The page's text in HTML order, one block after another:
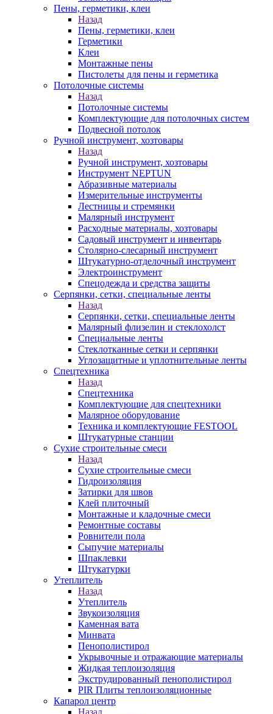
Пены, герметики, клеи
Назад
Пены, герметики, клеи
Герметики
Клеи
Монтажные пены
Пистолеты для пены и герметика
Потолочные системы
Назад
Потолочные системы
Комплектующие для потолочных систем
Подвесной потолок
Ручной инструмент, хозтовары
Назад
Ручной инструмент, хозтовары
Инструмент NEPTUN
Абразивные материалы
Измерительные инструменты
Лестницы и стремянки
Малярный инструмент
Расходные материалы, хозтовары
Садовый инструмент и инвентарь
Столярно-слесарный инструмент
Штукатурно-отделочный инструмент
Электроинструмент
Спецодежда и средства защиты
Серпянки, сетки, специальные ленты
Назад
Серпянки, сетки, специальные ленты
Малярный флизелин и стеклохолст
Специальные ленты
Стеклотканные сетки и серпянки
Углозащитные и уплотнительные ленты
Спецтехника
Назад
Спецтехника
Комплектующие для спецтехники
Малярное оборудование
Техника и комплектующие FESTOOL
Штукатурные станции
Сухие строительные смеси
Назад
Сухие строительные смеси
Гидроизоляция
Затирки для швов
Клей плиточный
Монтажные и кладочные смеси
Ремонтные составы
Ровнители пола
Сыпучие материалы
Шпаклевки
Штукатурки
Утеплитель
Назад
Утеплитель
Звукоизоляция
Каменная вата
Минвата
Пенополистирол
Укрывочные и отражающие материалы
Жидкая теплоизоляция
Экструдированный пенополистирол
PIR Плиты теплоизоляционные
Капарол центр
Назад